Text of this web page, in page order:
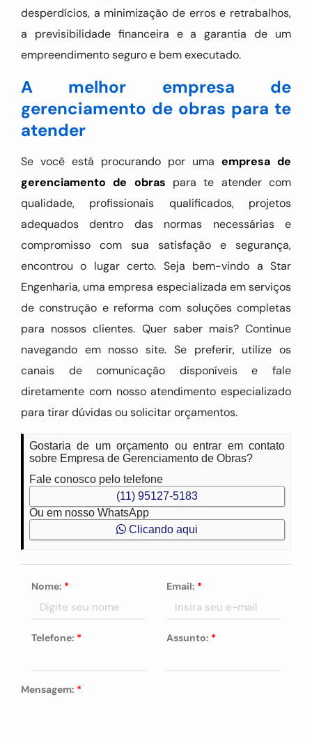
desperdícios, a minimização de erros e retrabalhos,
a previsibilidade financeira e a garantia de um
empreendimento seguro e bem executado.
A melhor empresa de
gerenciamento de obras para te
atender
Se você está procurando por uma empresa de
gerenciamento de obras para te atender com
qualidade, profissionais qualificados, projetos
adequados dentro das normas necessárias e
compromisso com sua satisfação e segurança,
encontrou o lugar certo. Seja bem-vindo a Star
Engenharia, uma empresa especializada em serviços
de construção e reforma com soluções completas
para nossos clientes. Quer saber mais? Continue
navegando em nosso site. Se preferir, utilize os
canais de comunicação disponíveis e fale
diretamente com nosso atendimento especializado
para tirar dúvidas ou solicitar orçamentos.
Gostaria de um orçamento ou entrar em contato
sobre Empresa de Gerenciamento de Obras?
Fale conosco pelo telefone
(11) 95127-5183
Ou em nosso WhatsApp
Clicando aqui
Nome: * Email: *
Telefone: * Assunto: *
Mensagem: *